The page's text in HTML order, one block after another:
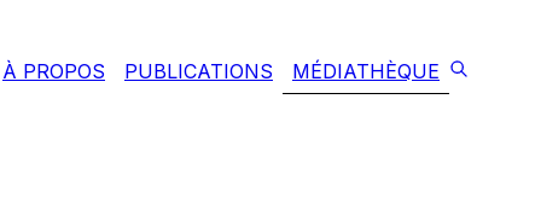
À PROPOS PUBLICATIONS MÉDIATHÈQUE